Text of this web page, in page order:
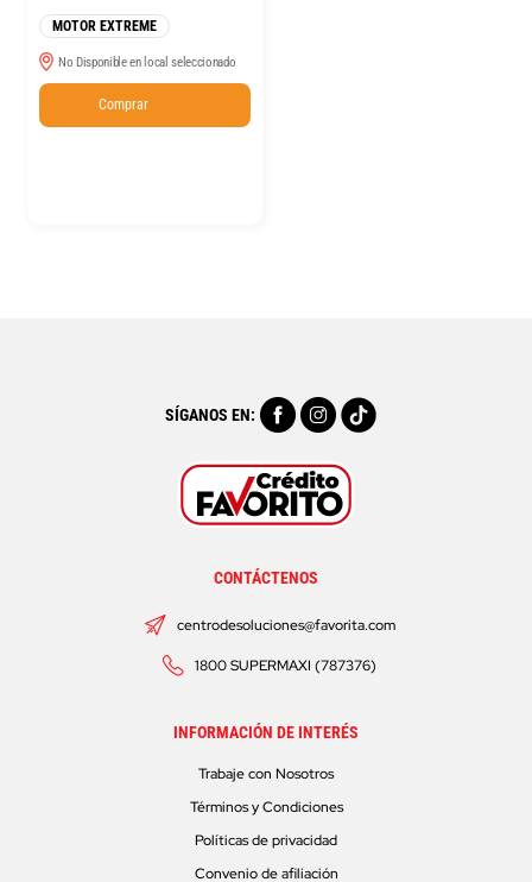
MOTOR EXTREME
No Disponible en local seleccionado
Comprar
SÍGANOS EN:
CONTÁCTENOS
centrodesoluciones@favorita.com
1800 SUPERMAXI (787376)
INFORMACIÓN DE INTERÉS
Trabaje con Nosotros
Términos y Condiciones
Políticas de privacidad
Convenio de afiliación